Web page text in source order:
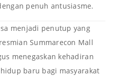
penuh antusiasme.
menjadi penutup yang
Summarecon Mall
menegaskan kehadiran
baru bagi masyarakat